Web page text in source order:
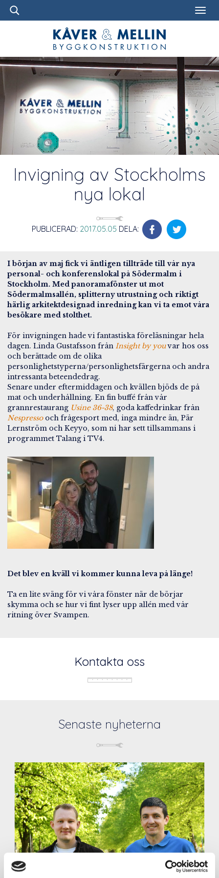
Invigning av Stockholms
nya lokal
PUBLICERAD: 2017.05.05 DELA:
I början av maj fick vi äntligen tillträde till vår nya
personal- och konferenslokal på Södermalm i
Stockholm. Med panoramafönster ut mot
Södermalmsallén, splitterny utrustning och riktigt
härlig arkitektdesignad inredning kan vi ta emot våra
besökare med stolthet.
För invigningen hade vi fantastiska föreläsningar hela
dagen. Linda Gustafsson från Insight by youvar hos oss
och berättade om de olika
personlighetstyperna/personlighetsfärgerna och andra
intressanta beteendedrag.
Senare under eftermiddagen och kvällen bjöds de på
mat och underhållning. En fin buffé från vår
grannrestaurang Usine 36-38, goda kaffedrinkar från
Nespressooch frågesport med, inga mindre än, Pär
Lernström och Keyyo, som ni har sett tillsammans i
programmet Talang i TV4.
Det blev en kväll vi kommer kunna leva på länge!
Ta en lite sväng för vi våra fönster när de börjar
skymma och se hur vi fint lyser upp allén med vår
ritning över Svampen.
Kontakta oss
Senaste nyheterna